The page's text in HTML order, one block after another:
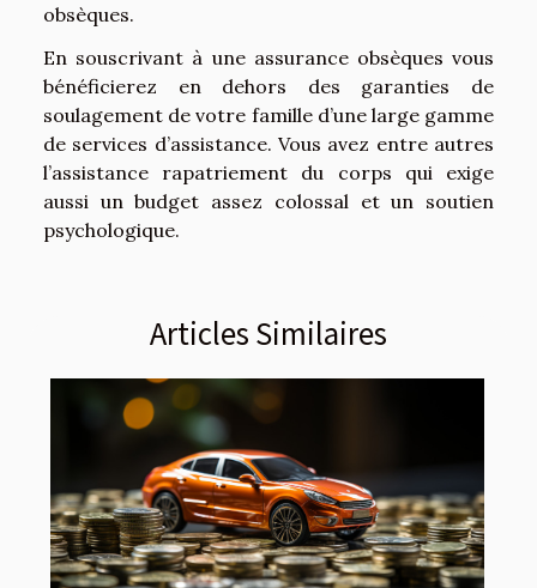
obsèques.
En souscrivant à une assurance obsèques vous
bénéficierez en dehors des garanties de
soulagement de votre famille d’une large gamme
de services d’assistance. Vous avez entre autres
l’assistance rapatriement du corps qui exige
aussi un budget assez colossal et un soutien
psychologique.
Articles Similaires